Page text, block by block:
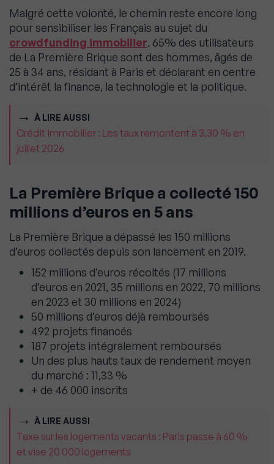
Malgré cette volonté, le chemin reste encore long
pour sensibiliser les Français au sujet du
crowdfunding immobilier. 65% des utilisateurs
de La Première Brique sont des hommes, âgés de
25 à 34 ans, résidant à Paris et déclarant en centre
d’intérêt la finance, la technologie et la politique.
À LIRE AUSSI
Crédit immobilier : Les taux remontent à 3,30 % en
juillet 2026
La Première Brique a collecté 150
millions d’euros en 5 ans
La Première Brique a dépassé les 150 millions
d’euros collectés depuis son lancement en 2019.
152 millions d’euros récoltés (17 millions
d’euros en 2021, 35 millions en 2022, 70 millions
en 2023 et 30 millions en 2024)
50 millions d’euros déjà remboursés
492 projets financés
187 projets intégralement remboursés
Un des plus hauts taux de rendement moyen
du marché : 11,33 %
+ de 46 000 inscrits
À LIRE AUSSI
Taxe sur les logements vacants : Paris passe à 60 %
et vise 20 000 logements